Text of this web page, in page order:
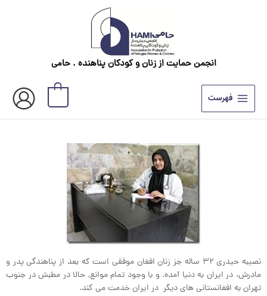
انجمن حمایت از زنان و کودکان پناهنده . حامی
فهرست
نصیبه حیدری ۳۲ ساله جز زنان افغان موفقی است که بعد از پناهندگی پدر و
مادرش، در ایران به دنیا آمده. و با وجود تمام موانع, حالا در مطبش در جنوب
تهران به افغانستانی های دیگر در ایران خدمت می کند.